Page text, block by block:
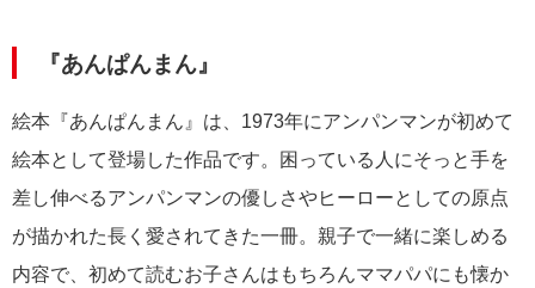
『あんぱんまん』
絵本『あんぱんまん』は、1973年にアンパンマンが初めて
絵本として登場した作品です。困っている人にそっと手を
差し伸べるアンパンマンの優しさやヒーローとしての原点
が描かれた長く愛されてきた一冊。親子で一緒に楽しめる
内容で、初めて読むお子さんはもちろんママパパにも懐か